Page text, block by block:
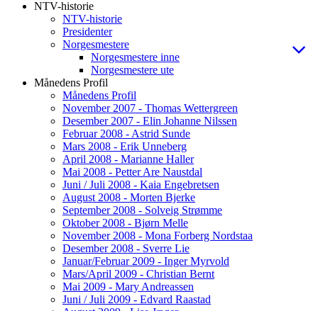
NTV-historie
NTV-historie
Presidenter
Norgesmestere
Norgesmestere inne
Norgesmestere ute
Månedens Profil
Månedens Profil
November 2007 - Thomas Wettergreen
Desember 2007 - Elin Johanne Nilssen
Februar 2008 - Astrid Sunde
Mars 2008 - Erik Unneberg
April 2008 - Marianne Haller
Mai 2008 - Petter Are Naustdal
Juni / Juli 2008 - Kaia Engebretsen
August 2008 - Morten Bjerke
September 2008 - Solveig Strømme
Oktober 2008 - Bjørn Melle
November 2008 - Mona Forberg Nordstaa
Desember 2008 - Sverre Lie
Januar/Februar 2009 - Inger Myrvold
Mars/April 2009 - Christian Bernt
Mai 2009 - Mary Andreassen
Juni / Juli 2009 - Edvard Raastad